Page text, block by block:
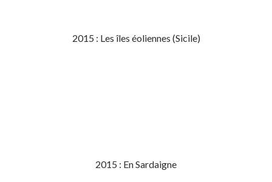
2015 : Les îles éoliennes (Sicile)
2015 : En Sardaigne